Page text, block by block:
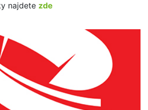
najdete zde